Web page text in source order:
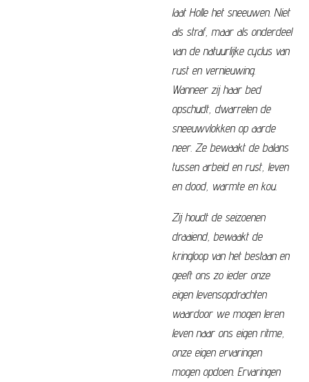
laat Hollehet sneeuwen. Niet
als straf, maar als onderdeel
van de natuurlijke cyclus van
rust en vernieuwing.
Wanneer zij haar bed
opschudt, dwarrelen de
sneeuwvlokken op aarde
neer. Ze bewaakt de balans
tussen arbeid en rust, leven
en dood, warmte en kou.
Zij houdt de seizoenen
draaiend, bewaakt de
kringloop van het bestaan en
geeft ons zo ieder onze
eigen levensopdrachten
waardoor we mogen leren
leven naar ons eigen ritme,
onze eigen ervaringen
mogen opdoen. Ervaringen